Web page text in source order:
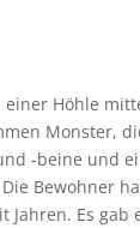
Höhle
Monster,
-beine und
Bewohner
Jahren. Es gab